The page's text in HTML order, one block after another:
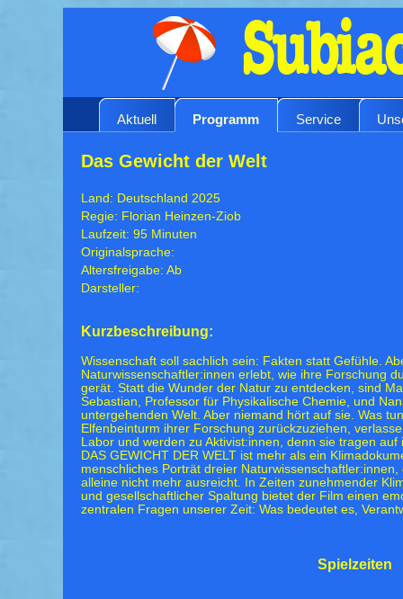
Aktuell Programm Service
Das Gewicht der Welt
Land: Deutschland 2025
Regie: Florian Heinzen-Ziob
Laufzeit: 95 Minuten
Originalsprache:
Altersfreigabe: Ab
Darsteller:
Kurzbeschreibung:
Wissenschaft soll sachlich sein: Fakten statt Gefühle.
Naturwissenschaftler:innen erlebt, wie ihre Forschung
gerät. Statt die Wunder der Natur zu entdecken, sind
Sebastian, Professor für Physikalische Chemie, und
untergehenden Welt. Aber niemand hört auf sie. Was
Elfenbeinturm ihrer Forschung zurückzuziehen,
Labor und werden zu Aktivist:innen, denn sie tragen
DAS GEWICHT DER WELT ist mehr als ein
menschliches Porträt dreier
alleine nicht mehr ausreicht. In Zeiten zunehmender
und gesellschaftlicher Spaltung bietet der Film einen
zentralen Fragen unserer Zeit: Was bedeutet es,
Spielzeiten